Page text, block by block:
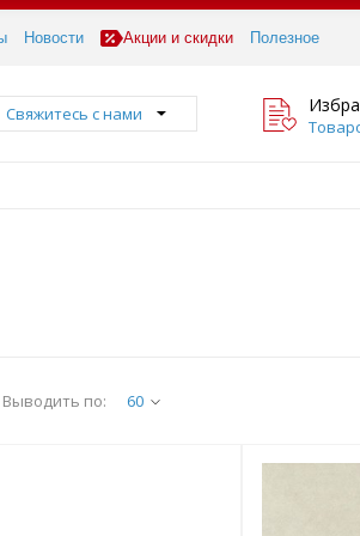
Новости Акции и скидки Полезное
Свяжитесь с нами
Выводить по: 60